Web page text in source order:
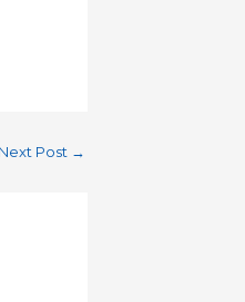
Next Post →